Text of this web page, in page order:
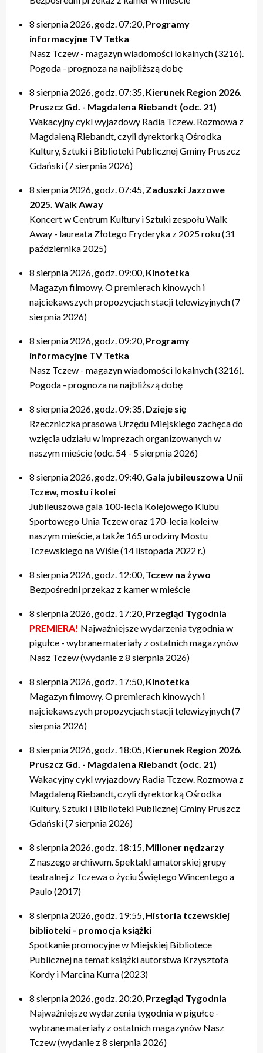
20:00 – relacje
21:40 – Pytania do Prezydenta / Pytania do Starosty
22:00 – relacje
20:00 – relacje
21:40 – Opinie w Radiu Tczew
22:00 – relacje
19:40 – Kulturalne pogaduszki / Fabryczne Pogaduszki
20:00 – relacje
21:20 – Nasz Tczew, Pogoda
21:40 – KinoteTka
21:50 – Kulturalne pogaduszki / Fabryczne Pogaduszki
22:00 – relacje
19:50 – relacje
21:40 – Tczew Mówi
21:50 – relacje
17:40 – Powtórki programów z tygodnia
20:40 – relacje tygodnia
8 sierpnia 2026, godz. 07:20, Programy
informacyjne TV Tetka
Nasz Tczew - magazyn wiadomości lokalnych (3216).
Pogoda - prognoza na najbliższą dobę
8 sierpnia 2026, godz. 07:35, Kierunek Region 2026.
Pruszcz Gd. - Magdalena Riebandt (odc. 21)
Wakacyjny cykl wyjazdowy Radia Tczew. Rozmowa z
Magdaleną Riebandt, czyli dyrektorką Ośrodka
Kultury, Sztuki i Biblioteki Publicznej Gminy Pruszcz
Gdański (7 sierpnia 2026)
8 sierpnia 2026, godz. 07:45, Zaduszki Jazzowe
2025. Walk Away
Koncert w Centrum Kultury i Sztuki zespołu Walk
Away - laureata Złotego Fryderyka z 2025 roku (31
października 2025)
8 sierpnia 2026, godz. 09:00, Kinotetka
Magazyn filmowy. O premierach kinowych i
najciekawszych propozycjach stacji telewizyjnych (7
sierpnia 2026)
8 sierpnia 2026, godz. 09:20, Programy
informacyjne TV Tetka
Nasz Tczew - magazyn wiadomości lokalnych (3216).
Pogoda - prognoza na najbliższą dobę
8 sierpnia 2026, godz. 09:35, Dzieje się
Rzeczniczka prasowa Urzędu Miejskiego zachęca do
wzięcia udziału w imprezach organizowanych w
naszym mieście (odc. 54 - 5 sierpnia 2026)
8 sierpnia 2026, godz. 09:40, Gala jubileuszowa Unii
Tczew, mostu i kolei
Jubileuszowa gala 100-lecia Kolejowego Klubu
Sportowego Unia Tczew oraz 170-lecia kolei w
naszym mieście, a także 165 urodziny Mostu
Tczewskiego na Wiśle (14 listopada 2022 r.)
8 sierpnia 2026, godz. 12:00, Tczew na żywo
Bezpośredni przekaz z kamer w mieście
8 sierpnia 2026, godz. 17:20, Przegląd Tygodnia
PREMIERA! Najważniejsze wydarzenia tygodnia w
pigułce - wybrane materiały z ostatnich magazynów
Nasz Tczew (wydanie z 8 sierpnia 2026)
8 sierpnia 2026, godz. 17:50, Kinotetka
Magazyn filmowy. O premierach kinowych i
najciekawszych propozycjach stacji telewizyjnych (7
sierpnia 2026)
8 sierpnia 2026, godz. 18:05, Kierunek Region 2026.
Pruszcz Gd. - Magdalena Riebandt (odc. 21)
Wakacyjny cykl wyjazdowy Radia Tczew. Rozmowa z
Magdaleną Riebandt, czyli dyrektorką Ośrodka
Kultury, Sztuki i Biblioteki Publicznej Gminy Pruszcz
Gdański (7 sierpnia 2026)
8 sierpnia 2026, godz. 18:15, Milioner nędzarzy
Z naszego archiwum. Spektakl amatorskiej grupy
teatralnej z Tczewa o życiu Świętego Wincentego a
Paulo (2017)
8 sierpnia 2026, godz. 19:55, Historia tczewskiej
biblioteki - promocja książki
Spotkanie promocyjne w Miejskiej Bibliotece
Publicznej na temat książki autorstwa Krzysztofa
Kordy i Marcina Kurra (2023)
8 sierpnia 2026, godz. 20:20, Przegląd Tygodnia
Najważniejsze wydarzenia tygodnia w pigułce -
wybrane materiały z ostatnich magazynów Nasz
Tczew (wydanie z 8 sierpnia 2026)